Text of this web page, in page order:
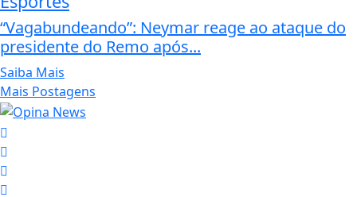
“Vagabundeando”: Neymar reage ao ataque do
presidente do Remo após...
Saiba Mais
Mais Postagens